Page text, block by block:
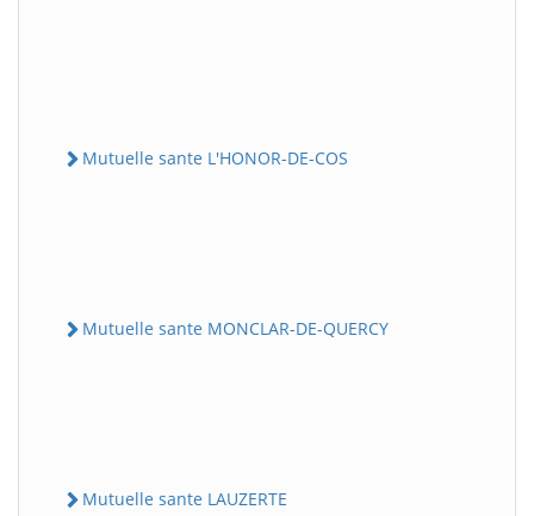
Mutuelle sante L'HONOR-DE-COS
Mutuelle sante MONCLAR-DE-QUERCY
Mutuelle sante LAUZERTE